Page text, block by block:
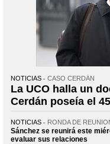
NOTICIAS CASO CERDÁN
La UCO halla un
Cerdán poseía el
NOTICIAS RONDA DE
Sánchez se reunirá este
evaluar sus relaciones